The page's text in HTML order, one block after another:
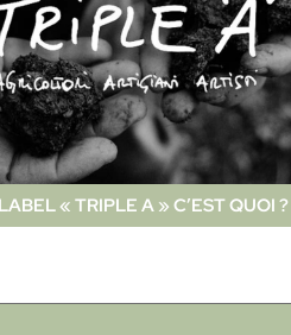
« TRIPLE A » C’EST QUOI ?